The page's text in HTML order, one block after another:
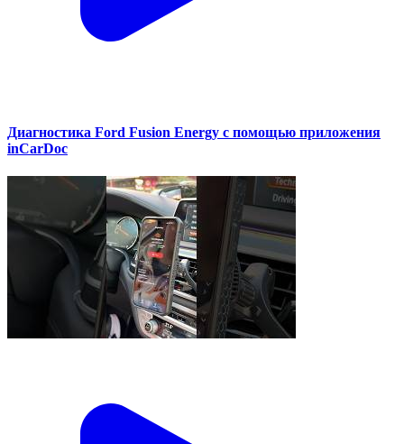
Диагностика Ford Fusion Energy с помощью приложения
inCarDoc